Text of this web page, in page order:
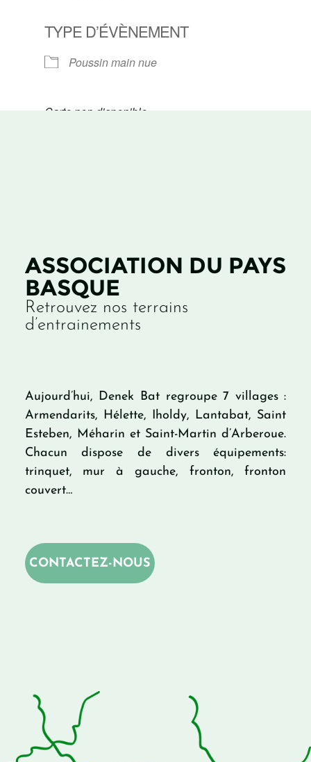
TYPE D’ÉVÈNEMENT
Poussin main nue
Carte non disponible
ASSOCIATION DU PAYS
BASQUE
Retrouvez nos terrains
d’entrainements
Aujourd’hui, Denek Bat regroupe 7 villages :
Armendarits, Hélette, Iholdy, Lantabat, Saint
Esteben, Méharin et Saint-Martin d’Arberoue.
Chacun dispose de divers équipements:
trinquet, mur à gauche, fronton, fronton
couvert…
CONTACTEZ-NOUS